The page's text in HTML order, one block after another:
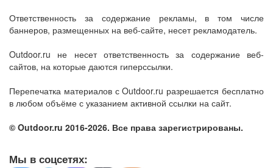
Ответственность за содержание рекламы, в том числе
баннеров, размещенных на веб-сайте, несет рекламодатель.
Outdoor.ru не несет ответственность за содержание веб-
сайтов, на которые даются гиперссылки.
Перепечатка материалов с Outdoor.ru разрешается бесплатно
в любом объёме с указанием активной ссылки на сайт.
© Outdoor.ru 2016-2026. Все права зарегистрированы.
Мы в соцсетях: